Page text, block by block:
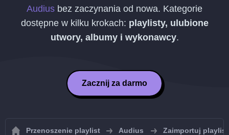
Audius bez zaczynania od nowa. Kategorie
dostępne w kilku krokach: playlisty, ulubione
utwory, albumy i wykonawcy.
Zacznij za darmo
Przenoszenie playlist Audius Zaimportuj